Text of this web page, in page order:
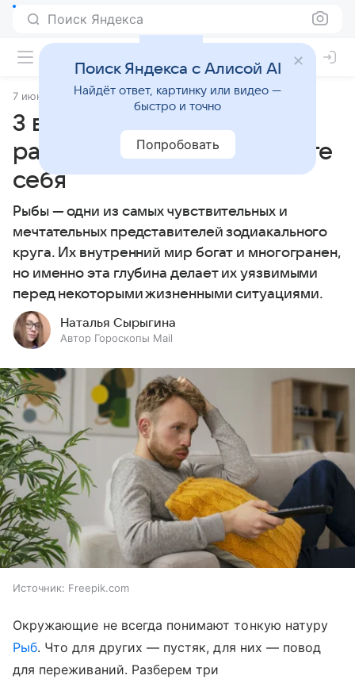
Поиск Яндекса
7 июня 2026 Источник:Гороскопы Mail Статьи
3 вещи, которые
раздражают Рыб: проверьте
себя
Рыбы — одни из самых чувствительных и
мечтательных представителей зодиакального
круга. Их внутренний мир богат и многогранен,
но именно эта глубина делает их уязвимыми
перед некоторыми жизненными ситуациями.
Наталья Сырыгина
Автор Гороскопы Mail
Источник: Freepik.com
Окружающие не всегда понимают тонкую натуру
Рыб. Что для других — пустяк, для них — повод
для переживаний. Разберем три
Поиск Яндекса с Алисой AI
Найдёт ответ, картинку или видео —
быстро и точно
Попробовать